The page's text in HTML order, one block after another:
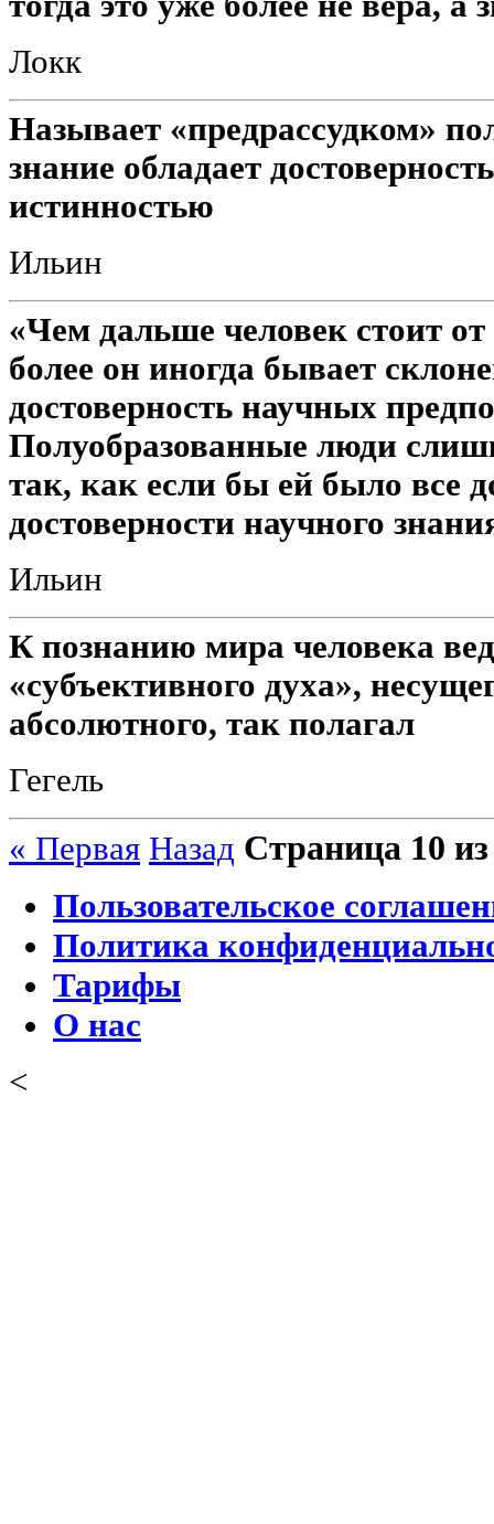
Локк
Называет «предрассудком»
знание обладает
истинностью
Ильин
«Чем дальше человек стоит
более он иногда бывает
достоверность научных
Полуобразованные люди
так, как если бы ей было все
достоверности научного
Ильин
К познанию мира человека
«субъективного духа»,
абсолютного, так полагал
Гегель
« Первая Назад Страница 10
Пользовательское
Политика
Тарифы
О нас
<